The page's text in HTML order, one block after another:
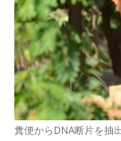
糞便からDNA断片を抽